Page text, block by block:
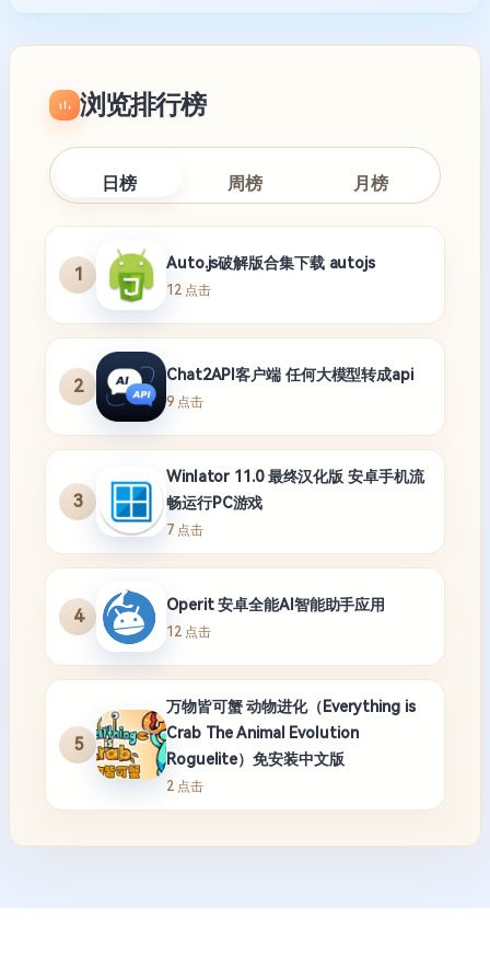
浏览排行榜
日榜 周榜 月榜
1
Auto.js破解版合集下载 autojs
12 点击
2
Chat2API客户端 任何大模型转成api
9 点击
3
Winlator 11.0 最终汉化版 安卓手机流
畅运行PC游戏
7 点击
4
Operit 安卓全能AI智能助手应用
12 点击
5
万物皆可蟹 动物进化（Everything is
Crab The Animal Evolution
Roguelite）免安装中文版
2 点击